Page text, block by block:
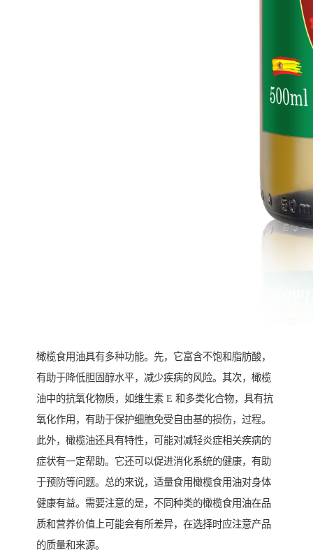
橄榄食用油具有多种功能。先，它富含不饱和脂肪酸，
有助于降低胆固醇水平，减少疾病的风险。其次，橄榄
油中的抗氧化物质，如维生素 E 和多类化合物，具有抗
氧化作用，有助于保护细胞免受自由基的损伤，过程。
此外，橄榄油还具有特性，可能对减轻炎症相关疾病的
症状有一定帮助。它还可以促进消化系统的健康，有助
于预防等问题。总的来说，适量食用橄榄食用油对身体
健康有益。需要注意的是，不同种类的橄榄食用油在品
质和营养价值上可能会有所差异，在选择时应注意产品
的质量和来源。